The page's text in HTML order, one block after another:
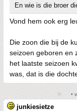
En wie is die broer
Vond hem ook erg
Die zoon die bij de
seizoen geboren en
het laatste seizoen
was, dat is die
•
junkiesietze